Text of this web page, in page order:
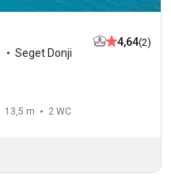
Seget Donji
4,64(2)
13,5 m 2 WC